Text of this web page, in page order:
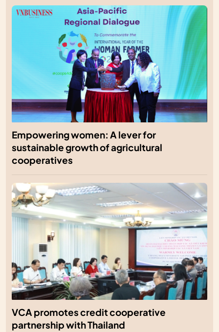
Empowering women: A lever for
sustainable growth of agricultural
cooperatives
VCA promotes credit cooperative
partnership with Thailand